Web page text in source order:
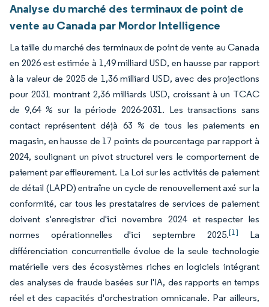
Analyse du marché des terminaux de point de
vente au Canada par Mordor Intelligence
La taille du marché des terminaux de point de vente au Canada
en 2026 est estimée à 1,49 milliard USD, en hausse par rapport
à la valeur de 2025 de 1,36 milliard USD, avec des projections
pour 2031 montrant 2,36 milliards USD, croissant à un TCAC
de 9,64 % sur la période 2026-2031. Les transactions sans
contact représentent déjà 63 % de tous les paiements en
magasin, en hausse de 17 points de pourcentage par rapport à
2024, soulignant un pivot structurel vers le comportement de
paiement par effleurement. La Loi sur les activités de paiement
de détail (LAPD) entraîne un cycle de renouvellement axé sur la
conformité, car tous les prestataires de services de paiement
doivent s'enregistrer d'ici novembre 2024 et respecter les
normes opérationnelles d'ici septembre 2025.[1]
La
différenciation concurrentielle évolue de la seule technologie
matérielle vers des écosystèmes riches en logiciels intégrant
des analyses de fraude basées sur l'IA, des rapports en temps
réel et des capacités d'orchestration omnicanale. Par ailleurs,